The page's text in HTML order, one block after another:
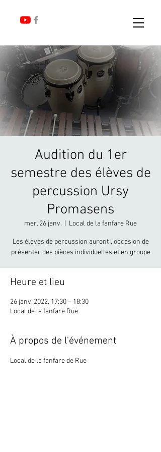
Audition du 1er
semestre des élèves de
percussion Ursy
Promasens
mer. 26 janv. Local de la fanfare Rue
Les élèves de percussion auront l'occasion de
présenter des pièces individuelles et en groupe
Heure et lieu
26 janv. 2022, 17:30 – 18:30
Local de la fanfare Rue
À propos de l'événement
Local de la fanfare de Rue